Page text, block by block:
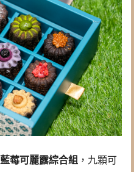
藍莓可麗露綜合組 ，九顆可